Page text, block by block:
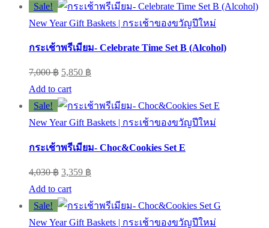
Sale!
New Year Gift Baskets | กระเช้าของขวัญปีใหม่
กระเช้าพรีเมียม- Celebrate Time Set B (Alcohol)
7,000฿ Original
price
was:
7,000 ฿.
5,850 ฿
is:
5,850 ฿.
Add to cart
Sale!
New Year Gift Baskets | กระเช้าของขวัญปีใหม่
กระเช้าพรีเมียม- Choc&Cookies Set E
4,030฿ Original
price
was:
4,030 ฿.
3,359 ฿
is:
3,359 ฿.
Add to cart
Sale!
New Year Gift Baskets | กระเช้าของขวัญปีใหม่